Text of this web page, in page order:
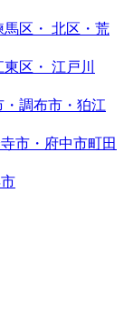
区・ 北区・荒
区・ 江戸川
調布市・ 狛江
市・府中市町田